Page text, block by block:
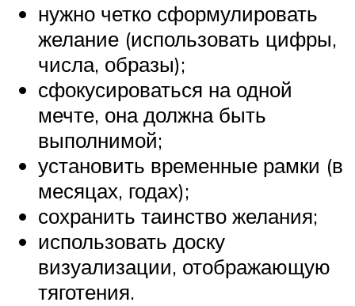
нужно четко сформулировать
желание (использовать цифры,
числа, образы);
сфокусироваться на одной
мечте, она должна быть
выполнимой;
установить временные рамки (в
месяцах, годах);
сохранить таинство желания;
использовать доску
визуализации, отображающую
тяготения.